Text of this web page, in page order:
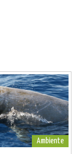
Ambiente